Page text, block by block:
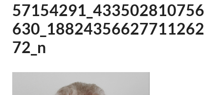
57154291_433502810756
630_18824356627711262
72_n